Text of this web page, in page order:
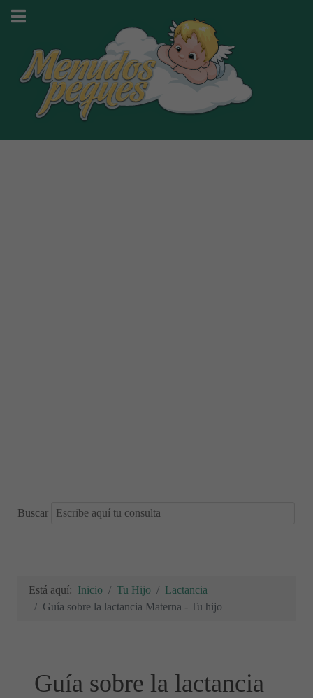
Buscar
Está aquí: Inicio Tu Hijo
Lactancia
Guía sobre la lactancia Materna - Tu hijo
Guía sobre la lactancia